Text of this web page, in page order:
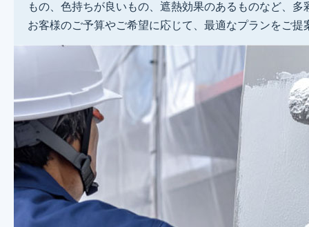
もの、色持ちが良いもの、遮熱効果のあるものなど、多
お客様のご予算やご希望に応じて、最適なプランをご提